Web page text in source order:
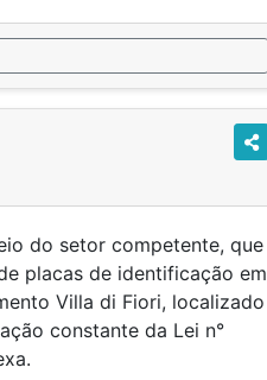
do setor competente, que
placas de identificação em
Villa di Fiori, localizado
constante da Lei n°